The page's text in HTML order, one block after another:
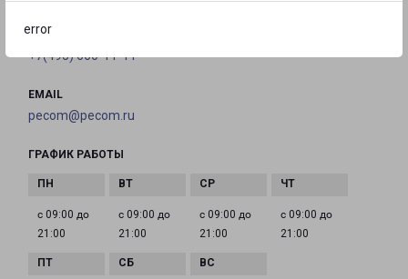
error
ТЕЛЕФОН
+7(495) 660-11-11
EMAIL
pecom@pecom.ru
ГРАФИК РАБОТЫ
с 09:00 до
21:00
с 09:00 до
21:00
с 09:00 до
21:00
с 09:00 до
21:00